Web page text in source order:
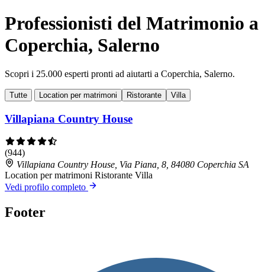
Professionisti del Matrimonio a
Coperchia, Salerno
Scopri i 25.000 esperti pronti ad aiutarti a Coperchia, Salerno.
Tutte Location per matrimoni Ristorante Villa
Villapiana Country House
(944)
Villapiana Country House, Via Piana, 8, 84080 Coperchia SA
Location per matrimoni Ristorante Villa
Vedi profilo completo
Footer